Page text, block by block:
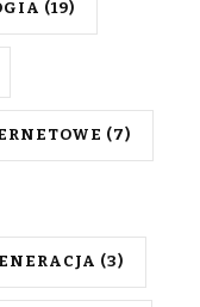
(19)
(7)
(3)